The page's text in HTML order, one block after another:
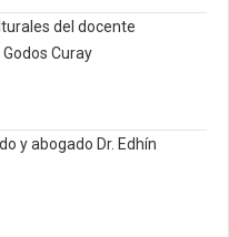
del docente
Curay
y abogado Dr. Edhín